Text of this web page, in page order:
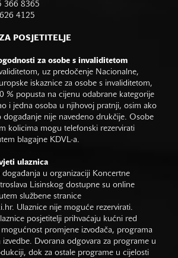
366 8365
4125
POSJETITELJE
za osobe s invaliditetom
uz predočenje Nacionalne,
iskaznice za osobe s invaliditetom,
% popusta na cijenu odabrane kategorije
i jedna osoba u njihovoj pratnji, osim ako
događanje nije navedeno drukčije. Osobe
kolicima mogu telefonski rezervirati
blagajne KDVL-a.
ulaznica
događanja u organizaciji Koncertne
Lisinskog dostupne su online
službene stranice
Ulaznice nije moguće rezervirati.
posjetitelji prihvaćaju kućni red
mogućnost promjene izvođača, programa
Dvorana odgovara za programe u
dok za ostale programe u cijelosti